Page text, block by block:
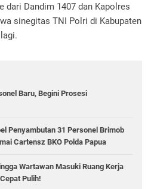
dari Dandim 1407 dan Kapolres
sinegitas TNI Polri di Kabupaten
Baru, Begini Prosesi
Penyambutan 31 Personel Brimob
Cartensz BKO Polda Papua
Wartawan Masuki Ruang Kerja
Pulih!